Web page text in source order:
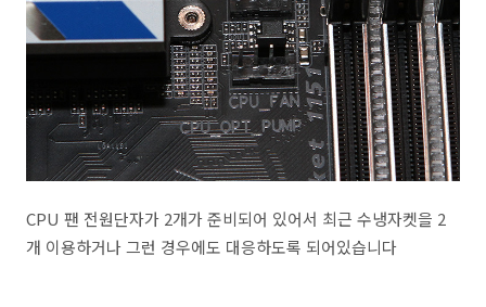
CPU 팬 전원단자가 2개가 준비되어 있어서 최근 수냉자켓을 2
개 이용하거나 그런 경우에도 대응하도록 되어있습니다